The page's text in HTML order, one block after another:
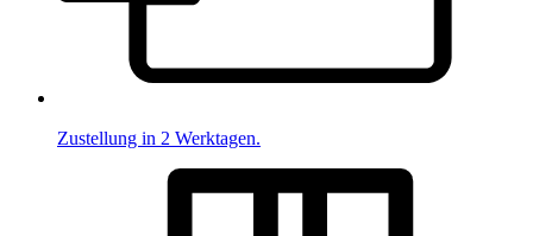
Zustellung in 2 Werktagen.